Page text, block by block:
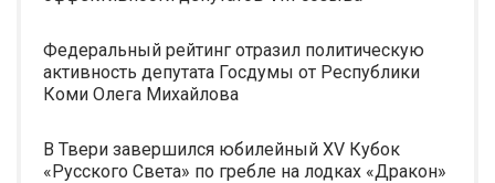
Федеральный рейтинг отразил политическую
активность депутата Госдумы от Республики
Коми Олега Михайлова
В Твери завершился юбилейный XV Кубок
«Русского Света» по гребле на лодках «Дракон»